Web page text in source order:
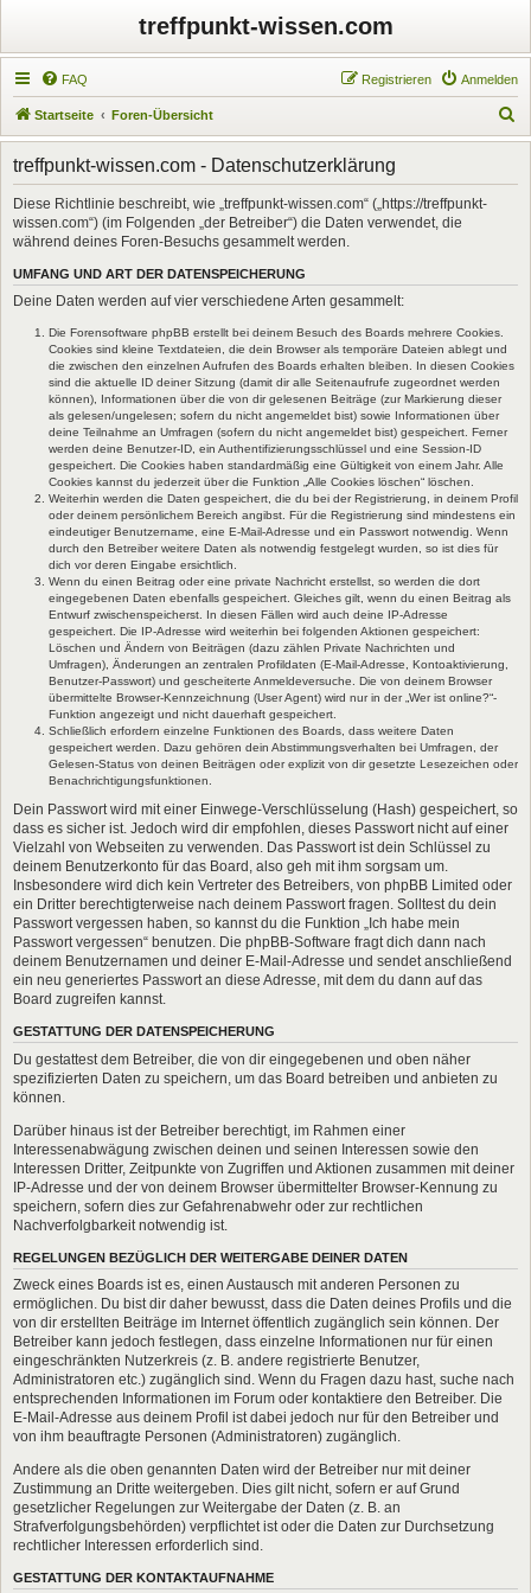
treffpunkt-wissen.com
FAQ Anmelden
Registrieren
Startseite Foren-Übersicht
u
treffpunkt-wissen.com - Datenschutzerklärung
Diese Richtlinie beschreibt, wie „treffpunkt-wissen.com“ („https://treffpunkt-
wissen.com“) (im Folgenden „der Betreiber“) die Daten verwendet, die
während deines Foren-Besuchs gesammelt werden.
UMFANG UND ART DER DATENSPEICHERUNG
Deine Daten werden auf vier verschiedene Arten gesammelt:
Die Forensoftware phpBB erstellt bei deinem Besuch des Boards mehrere Cookies.
Cookies sind kleine Textdateien, die dein Browser als temporäre Dateien ablegt und
die zwischen den einzelnen Aufrufen des Boards erhalten bleiben. In diesen Cookies
sind die aktuelle ID deiner Sitzung (damit dir alle Seitenaufrufe zugeordnet werden
können), Informationen über die von dir gelesenen Beiträge (zur Markierung dieser
als gelesen/ungelesen; sofern du nicht angemeldet bist) sowie Informationen über
deine Teilnahme an Umfragen (sofern du nicht angemeldet bist) gespeichert. Ferner
werden deine Benutzer-ID, ein Authentifizierungsschlüssel und eine Session-ID
gespeichert. Die Cookies haben standardmäßig eine Gültigkeit von einem Jahr. Alle
Cookies kannst du jederzeit über die Funktion „Alle Cookies löschen“ löschen.
Weiterhin werden die Daten gespeichert, die du bei der Registrierung, in deinem Profil
oder deinem persönlichem Bereich angibst. Für die Registrierung sind mindestens ein
eindeutiger Benutzername, eine E-Mail-Adresse und ein Passwort notwendig. Wenn
durch den Betreiber weitere Daten als notwendig festgelegt wurden, so ist dies für
dich vor deren Eingabe ersichtlich.
Wenn du einen Beitrag oder eine private Nachricht erstellst, so werden die dort
eingegebenen Daten ebenfalls gespeichert. Gleiches gilt, wenn du einen Beitrag als
Entwurf zwischenspeicherst. In diesen Fällen wird auch deine IP-Adresse
gespeichert. Die IP-Adresse wird weiterhin bei folgenden Aktionen gespeichert:
Löschen und Ändern von Beiträgen (dazu zählen Private Nachrichten und
Umfragen), Änderungen an zentralen Profildaten (E-Mail-Adresse, Kontoaktivierung,
Benutzer-Passwort) und gescheiterte Anmeldeversuche. Die von deinem Browser
übermittelte Browser-Kennzeichnung (User Agent) wird nur in der „Wer ist online?“-
Funktion angezeigt und nicht dauerhaft gespeichert.
Schließlich erfordern einzelne Funktionen des Boards, dass weitere Daten
gespeichert werden. Dazu gehören dein Abstimmungsverhalten bei Umfragen, der
Gelesen-Status von deinen Beiträgen oder explizit von dir gesetzte Lesezeichen oder
Benachrichtigungsfunktionen.
Dein Passwort wird mit einer Einwege-Verschlüsselung (Hash) gespeichert, so
dass es sicher ist. Jedoch wird dir empfohlen, dieses Passwort nicht auf einer
Vielzahl von Webseiten zu verwenden. Das Passwort ist dein Schlüssel zu
deinem Benutzerkonto für das Board, also geh mit ihm sorgsam um.
Insbesondere wird dich kein Vertreter des Betreibers, von phpBB Limited oder
ein Dritter berechtigterweise nach deinem Passwort fragen. Solltest du dein
Passwort vergessen haben, so kannst du die Funktion „Ich habe mein
Passwort vergessen“ benutzen. Die phpBB-Software fragt dich dann nach
deinem Benutzernamen und deiner E-Mail-Adresse und sendet anschließend
ein neu generiertes Passwort an diese Adresse, mit dem du dann auf das
Board zugreifen kannst.
GESTATTUNG DER DATENSPEICHERUNG
Du gestattest dem Betreiber, die von dir eingegebenen und oben näher
spezifizierten Daten zu speichern, um das Board betreiben und anbieten zu
können.
Darüber hinaus ist der Betreiber berechtigt, im Rahmen einer
Interessenabwägung zwischen deinen und seinen Interessen sowie den
Interessen Dritter, Zeitpunkte von Zugriffen und Aktionen zusammen mit deiner
IP-Adresse und der von deinem Browser übermittelter Browser-Kennung zu
speichern, sofern dies zur Gefahrenabwehr oder zur rechtlichen
Nachverfolgbarkeit notwendig ist.
REGELUNGEN BEZÜGLICH DER WEITERGABE DEINER DATEN
Zweck eines Boards ist es, einen Austausch mit anderen Personen zu
ermöglichen. Du bist dir daher bewusst, dass die Daten deines Profils und die
von dir erstellten Beiträge im Internet öffentlich zugänglich sein können. Der
Betreiber kann jedoch festlegen, dass einzelne Informationen nur für einen
eingeschränkten Nutzerkreis (z. B. andere registrierte Benutzer,
Administratoren etc.) zugänglich sind. Wenn du Fragen dazu hast, suche nach
entsprechenden Informationen im Forum oder kontaktiere den Betreiber. Die
E-Mail-Adresse aus deinem Profil ist dabei jedoch nur für den Betreiber und
von ihm beauftragte Personen (Administratoren) zugänglich.
Andere als die oben genannten Daten wird der Betreiber nur mit deiner
Zustimmung an Dritte weitergeben. Dies gilt nicht, sofern er auf Grund
gesetzlicher Regelungen zur Weitergabe der Daten (z. B. an
Strafverfolgungsbehörden) verpflichtet ist oder die Daten zur Durchsetzung
rechtlicher Interessen erforderlich sind.
GESTATTUNG DER KONTAKTAUFNAHME